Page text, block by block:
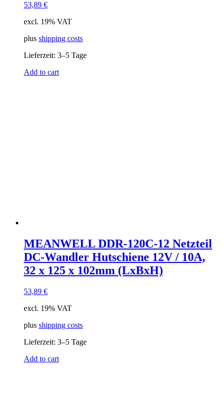
53,89 €
excl. 19% VAT
plus shipping costs
Lieferzeit: 3–5 Tage
Add to cart
MEANWELL DDR-120C-12 Netzteil
DC-Wandler Hutschiene 12V / 10A,
32 x 125 x 102mm (LxBxH)
53,89 €
excl. 19% VAT
plus shipping costs
Lieferzeit: 3–5 Tage
Add to cart